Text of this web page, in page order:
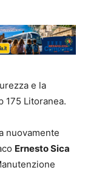
e la
175 Litoranea.
nuovamente
Ernesto Sica